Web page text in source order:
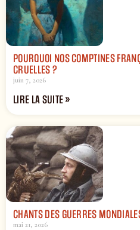
POURQUOI NOS COMPTINES
CRUELLES ?
juin 7, 2026
LIRE LA SUITE »
CHANTS DES GUERRES
mai 21, 2026